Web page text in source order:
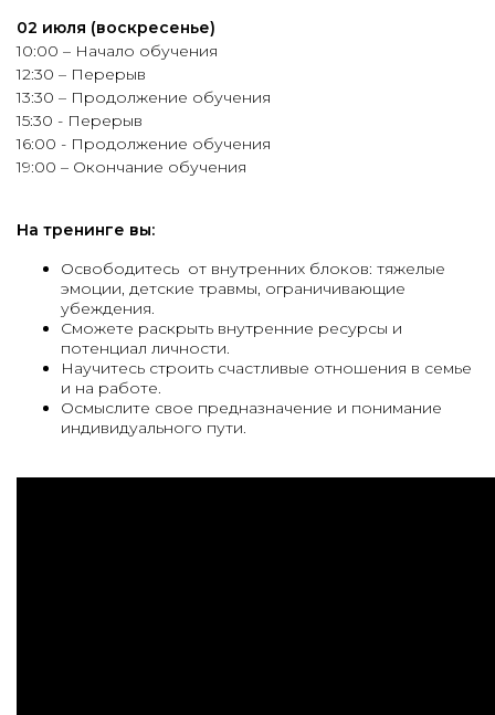
02 июля (воскресенье)
10:00 – Начало обучения
12:30 – Перерыв
13:30 – Продолжение обучения
15:30 - Перерыв
16:00 - Продолжение обучения
19:00 – Окончание обучения
На тренинге вы:
Освободитесь от внутренних блоков: тяжелые
эмоции, детские травмы, ограничивающие
убеждения.
Сможете раскрыть внутренние ресурсы и
потенциал личности.
Научитесь строить счастливые отношения в семье
и на работе.
Осмыслите свое предназначение и понимание
индивидуального пути.